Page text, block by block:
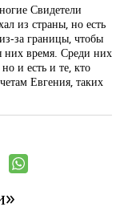
Свидетели
из страны, но есть
за границы, чтобы
них время. Среди них
и есть и те, кто
Евгения, таких